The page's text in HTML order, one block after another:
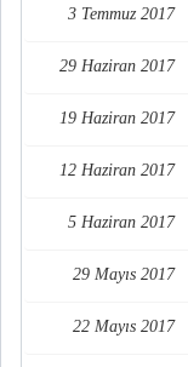
3 Temmuz 2017
29 Haziran 2017
19 Haziran 2017
12 Haziran 2017
5 Haziran 2017
29 Mayıs 2017
22 Mayıs 2017